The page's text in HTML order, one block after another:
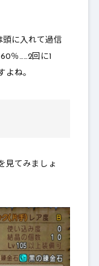
頭に入れて過信
％……2回に1
よね。
見てみましょ